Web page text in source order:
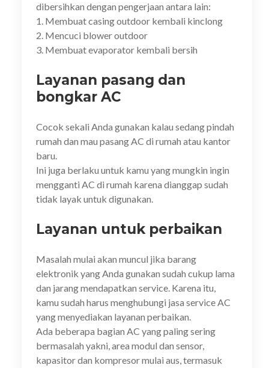
dibersihkan dengan pengerjaan antara lain:
1. Membuat casing outdoor kembali kinclong
2. Mencuci blower outdoor
3. Membuat evaporator kembali bersih
Layanan pasang dan
bongkar AC
Cocok sekali Anda gunakan kalau sedang pindah
rumah dan mau pasang AC di rumah atau kantor
baru.
Ini juga berlaku untuk kamu yang mungkin ingin
mengganti AC di rumah karena dianggap sudah
tidak layak untuk digunakan.
Layanan untuk perbaikan
Masalah mulai akan muncul jika barang
elektronik yang Anda gunakan sudah cukup lama
dan jarang mendapatkan service. Karena itu,
kamu sudah harus menghubungi jasa service AC
yang menyediakan layanan perbaikan.
Ada beberapa bagian AC yang paling sering
bermasalah yakni, area modul dan sensor,
kapasitor dan kompresor mulai aus, termasuk